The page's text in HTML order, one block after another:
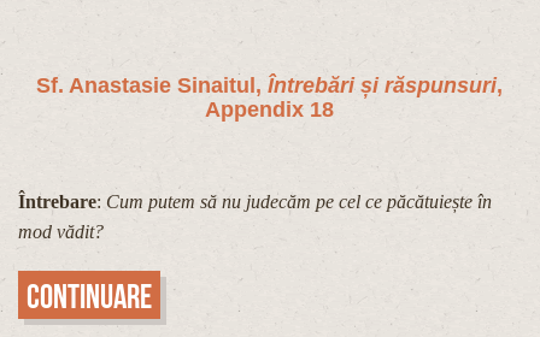
Sf. Anastasie Sinaitul,Întrebări și răspunsuri,
Appendix 18
Întrebare: Cum putem să nu judecăm pe cel ce păcătuiește în
mod vădit?
Continuare